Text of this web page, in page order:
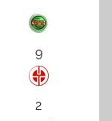
9
2